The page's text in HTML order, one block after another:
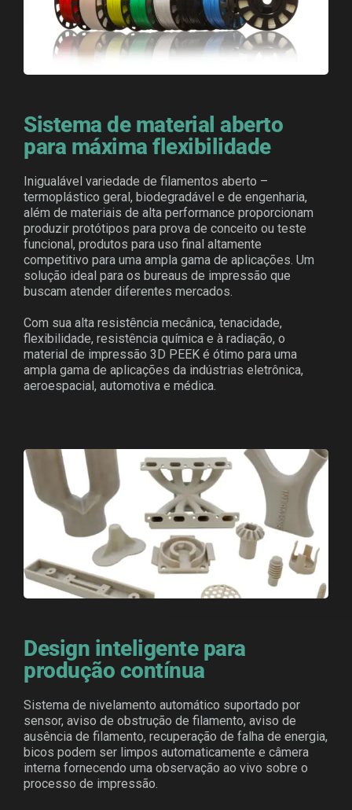
Sistema de material aberto
para máxima flexibilidade
Inigualável variedade de filamentos aberto –
termoplástico geral, biodegradável e de engenharia,
além de materiais de alta performance proporcionam
produzir protótipos para prova de conceito ou teste
funcional, produtos para uso final altamente
competitivo para uma ampla gama de aplicações. Um
solução ideal para os bureaus de impressão que
buscam atender diferentes mercados.
Com sua alta resistência mecânica, tenacidade,
flexibilidade, resistência química e à radiação, o
material de impressão 3D PEEK é ótimo para uma
ampla gama de aplicações da indústrias eletrônica,
aeroespacial, automotiva e médica.
Design inteligente para
produção contínua
Sistema de nivelamento automático suportado por
sensor, aviso de obstrução de filamento, aviso de
ausência de filamento, recuperação de falha de energia,
bicos podem ser limpos automaticamente e câmera
interna fornecendo uma observação ao vivo sobre o
processo de impressão.